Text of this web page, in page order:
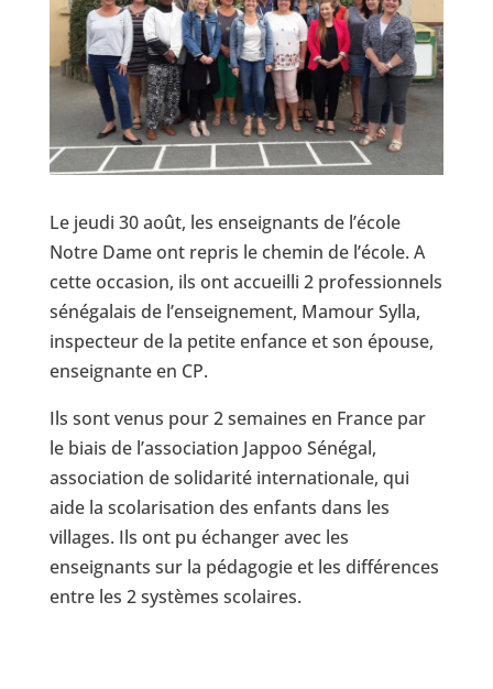
Le jeudi 30 août, les enseignants de l’école
Notre Dame ont repris le chemin de l’école. A
cette occasion, ils ont accueilli 2 professionnels
sénégalais de l’enseignement, Mamour Sylla,
inspecteur de la petite enfance et son épouse,
enseignante en CP.
Ils sont venus pour 2 semaines en France par
le biais de l’association Jappoo Sénégal,
association de solidarité internationale, qui
aide la scolarisation des enfants dans les
villages. Ils ont pu échanger avec les
enseignants sur la pédagogie et les différences
entre les 2 systèmes scolaires.